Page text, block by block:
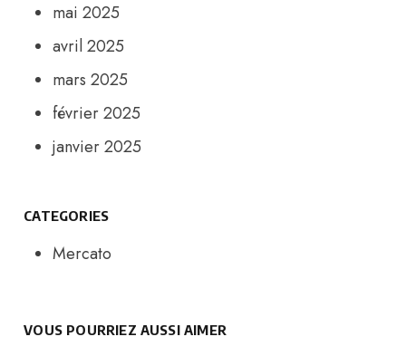
mai 2025
avril 2025
mars 2025
février 2025
janvier 2025
CATEGORIES
Mercato
VOUS POURRIEZ AUSSI AIMER